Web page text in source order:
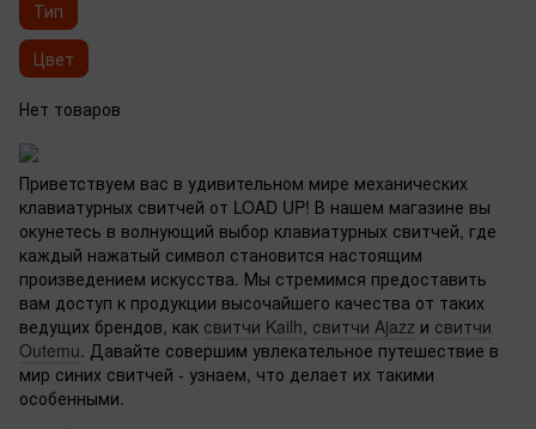
Тип
Цвет
Нет товаров
Приветствуем вас в удивительном мире механических
клавиатурных свитчей от LOAD UP! В нашем магазине вы
окунетесь в волнующий выбор клавиатурных свитчей, где
каждый нажатый символ становится настоящим
произведением искусства. Мы стремимся предоставить
вам доступ к продукции высочайшего качества от таких
ведущих брендов, как свитчи Kailh, свитчи Ajazz и свитчи
Outemu. Давайте совершим увлекательное путешествие в
мир синих свитчей - узнаем, что делает их такими
особенными.